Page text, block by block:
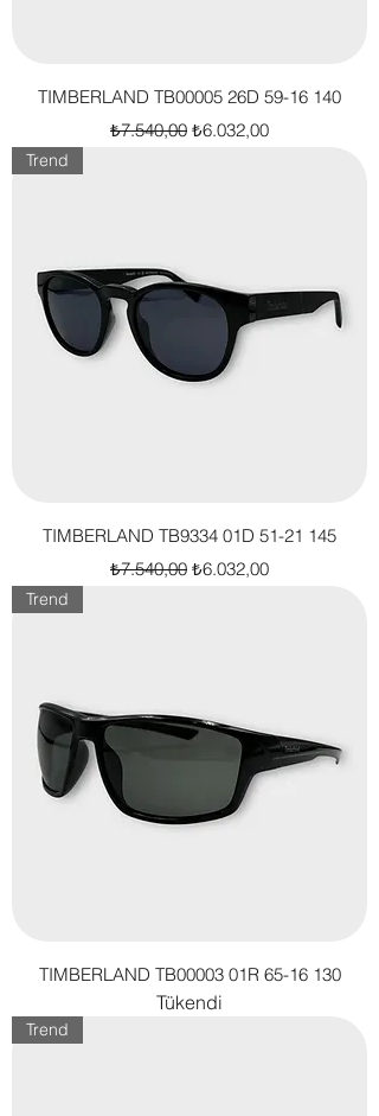
TIMBERLAND TB00005 26D 59-16 140
Normal Fiyat
₺7.540,00 İndirimli Fiyat
₺6.032,00
Trend
TIMBERLAND TB9334 01D 51-21 145
Normal Fiyat
₺7.540,00 İndirimli Fiyat
₺6.032,00
Trend
TIMBERLAND TB00003 01R 65-16 130
Tükendi
Trend